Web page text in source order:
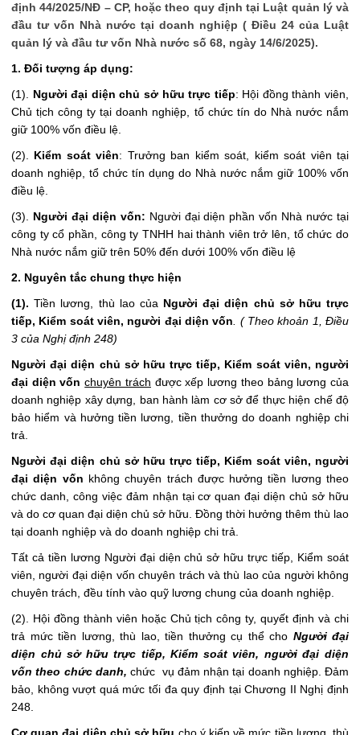
định 44/2025/NĐ – CP, hoặc theo quy định tại Luật quản lý và
đầu tư vốn Nhà nước tại doanh nghiệp ( Điều 24 của Luật
quản lý và đầu tư vốn Nhà nước số 68, ngày 14/6/2025).
1. Đối tượng áp dụng:
(1). Người đại diện chủ sở hữu trực tiếp: Hội đồng thành viên,
Chủ tịch công ty tại doanh nghiệp, tổ chức tín do Nhà nước nắm
giữ 100% vốn điều lệ.
(2). Kiểm soát viên: Trưởng ban kiểm soát, kiểm soát viên tại
doanh nghiệp, tổ chức tín dụng do Nhà nước nắm giữ 100% vốn
điều lệ.
(3). Người đại diện vốn: Người đại diện phần vốn Nhà nước tại
công ty cổ phần, công ty TNHH hai thành viên trở lên, tổ chức do
Nhà nước nắm giữ trên 50% đến dưới 100% vốn điều lệ
2. Nguyên tắc chung thực hiện
(1).Tiền lương, thù lao của Người đại diện chủ sở hữu trực
tiếp, Kiểm soát viên, người đại diện vốn . ( Theo khoản 1, Điều
3 của Nghị định 248)
Người đại diện chủ sở hữu trực tiếp, Kiểm soát viên, người
đại diện vốn chuyên trách được xếp lương theo bảng lương của
doanh nghiệp xây dựng, ban hành làm cơ sở để thực hiện chế độ
bảo hiểm và hưởng tiền lương, tiền thưởng do doanh nghiệp chi
trả.
Người đại diện chủ sở hữu trực tiếp, Kiểm soát viên, người
đại diện vốn không chuyên trách được hưởng tiền lương theo
chức danh, công việc đảm nhận tại cơ quan đại diện chủ sở hữu
và do cơ quan đại diện chủ sở hữu. Đồng thời hưởng thêm thù lao
tại doanh nghiệp và do doanh nghiệp chi trả.
Tất cả tiền lương Người đại diện chủ sở hữu trực tiếp, Kiểm soát
viên, người đại diện vốn chuyên trách và thù lao của người không
chuyên trách, đều tính vào quỹ lương chung của doanh nghiệp.
(2). Hội đồng thành viên hoặc Chủ tịch công ty, quyết định và chi
trả mức tiền lương, thù lao, tiền thưởng cụ thể cho Người đại
diện chủ sở hữu trực tiếp, Kiểm soát viên, người đại diện
vốn theo chức danh, chức vụ đảm nhận tại doanh nghiệp. Đảm
bảo, không vượt quá mức tối đa quy định tại Chương II Nghị định
248.